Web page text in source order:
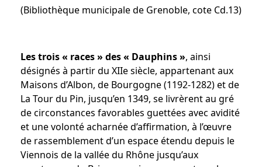
(Bibliothèque municipale de Grenoble, cote Cd.13)
Les trois « races » des « Dauphins », ainsi
désignés à partir du XIIe siècle, appartenant aux
Maisons d’Albon, de Bourgogne (1192-1282) et de
La Tour du Pin, jusqu’en 1349, se livrèrent au gré
de circonstances favorables guettées avec avidité
et une volonté acharnée d’affirmation, à l’œuvre
de rassemblement d’un espace étendu depuis le
Viennois de la vallée du Rhône jusqu’aux